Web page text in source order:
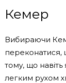
Кемер
Вибираючи
переконатися,
тому, що
легким рухом